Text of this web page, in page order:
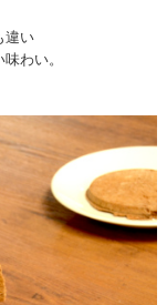
違い
わい。